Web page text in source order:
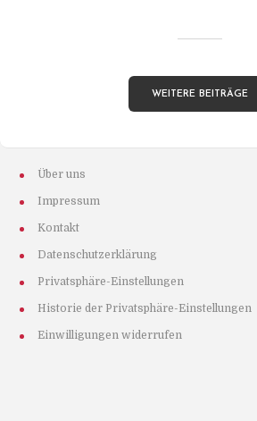
WEITERE BEITRÄGE
Über uns
Impressum
Kontakt
Datenschutzerklärung
Privatsphäre-Einstellungen
Historie der Privatsphäre-Einstellungen
Einwilligungen widerrufen